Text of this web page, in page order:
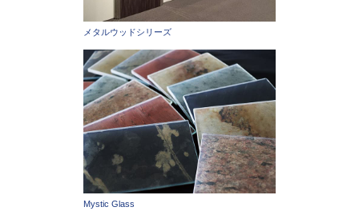
メタルウッドシリーズ
Mystic Glass